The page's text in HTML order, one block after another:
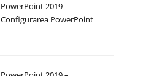
PowerPoint 2019 –
Configurarea PowerPoint